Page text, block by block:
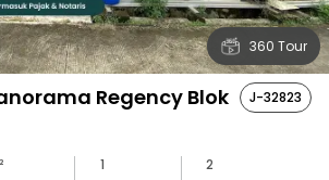
360 Tour
Regency Blok
J-32823
1
2